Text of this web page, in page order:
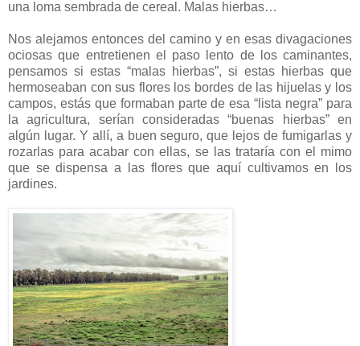
una loma sembrada de cereal. Malas hierbas…
Nos alejamos entonces del camino y en esas divagaciones
ociosas que entretienen el paso lento de los caminantes,
pensamos si estas “malas hierbas”, si estas hierbas que
hermoseaban con sus flores los bordes de las hijuelas y los
campos, estás que formaban parte de esa “lista negra” para
la agricultura, serían consideradas “buenas hierbas” en
algún lugar. Y allí, a buen seguro, que lejos de fumigarlas y
rozarlas para acabar con ellas, se las trataría con el mimo
que se dispensa a las flores que aquí cultivamos en los
jardines.